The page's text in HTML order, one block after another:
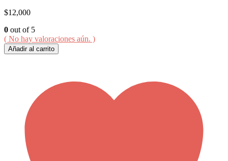
$12,000
0 out of 5
( No hay valoraciones aún. )
Añadir al carrito